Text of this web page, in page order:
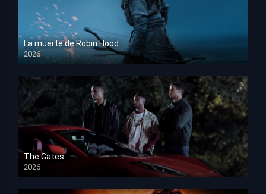
La muerte de Robin Hood
2026
HD 1080p
The Gates
2026
HD 1080p